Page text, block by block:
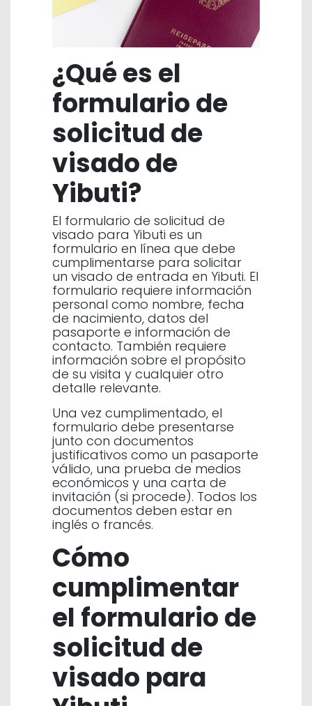
¿Qué es el
formulario de
solicitud de
visado de
Yibuti?
El formulario de solicitud de
visado para Yibuti es un
formulario en línea que debe
cumplimentarse para solicitar
un visado de entrada en Yibuti. El
formulario requiere información
personal como nombre, fecha
de nacimiento, datos del
pasaporte e información de
contacto. También requiere
información sobre el propósito
de su visita y cualquier otro
detalle relevante.
Una vez cumplimentado, el
formulario debe presentarse
junto con documentos
justificativos como un pasaporte
válido, una prueba de medios
económicos y una carta de
invitación (si procede). Todos los
documentos deben estar en
inglés o francés.
Cómo
cumplimentar
el formulario de
solicitud de
visado para